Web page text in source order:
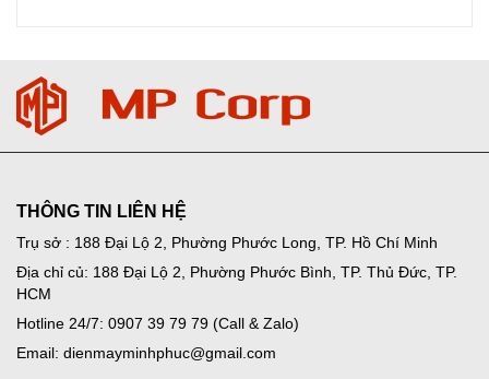
THÔNG TIN LIÊN HỆ
Trụ sở : 188 Đại Lộ 2, Phường Phước Long, TP. Hồ Chí Minh
Địa chỉ củ: 188 Đại Lộ 2, Phường Phước Bình, TP. Thủ Đức, TP.
HCM
Hotline 24/7: 0907 39 79 79 (Call & Zalo)
Email: dienmayminhphuc@gmail.com